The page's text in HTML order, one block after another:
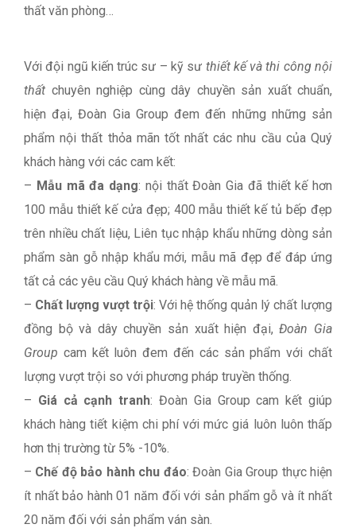
thất văn phòng…
Với đội ngũ kiến trúc sư – kỹ sư thiết kế và thi công nội
thất chuyên nghiệp cùng dây chuyền sản xuất chuẩn,
hiện đại, Đoàn Gia Group đem đến những những sản
phẩm nội thất thỏa mãn tốt nhất các nhu cầu của Quý
khách hàng với các cam kết:
– Mẫu mã đa dạng: nội thất Đoàn Gia đã thiết kế hơn
100 mẫu thiết kế cửa đẹp; 400 mẫu thiết kế tủ bếp đẹp
trên nhiều chất liệu, Liên tục nhập khẩu những dòng sản
phẩm sàn gỗ nhập khẩu mới, mẫu mã đẹp để đáp ứng
tất cả các yêu cầu Quý khách hàng về mẫu mã.
– Chất lượng vượt trội: Với hệ thống quản lý chất lượng
đồng bộ và dây chuyền sản xuất hiện đại,Đoàn Gia
Group cam kết luôn đem đến các sản phẩm với chất
lượng vượt trội so với phương pháp truyền thống.
– Giá cả cạnh tranh: Đoàn Gia Group cam kết giúp
khách hàng tiết kiệm chi phí với mức giá luôn luôn thấp
hơn thị trường từ 5% -10%.
– Chế độ bảo hành chu đáo: Đoàn Gia Group thực hiện
ít nhất bảo hành 01 năm đối với sản phẩm gỗ và ít nhất
20 năm đối với sản phẩm ván sàn.